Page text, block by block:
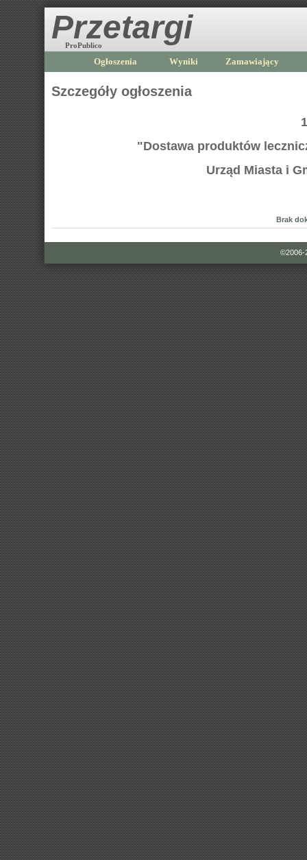
Przetargi
ProPublico
Ogłoszenia Wyniki Zamawiający
Szczegóły ogłoszenia
"Dostawa produktów
Urząd Miasta i
Brak
©2006-